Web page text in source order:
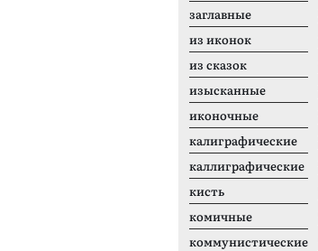
заглавные
из иконок
из сказок
изысканные
иконочные
калиграфические
каллиграфические
кисть
комичные
коммунистические